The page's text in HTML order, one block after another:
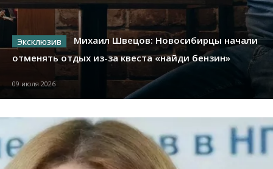
Михаил Швецов: Новосибирцы начали
отменять отдых из-за квеста «найди бензин»
09 июля 2026